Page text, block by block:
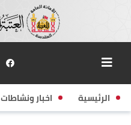
الرئيسية اخبار ونشاطات